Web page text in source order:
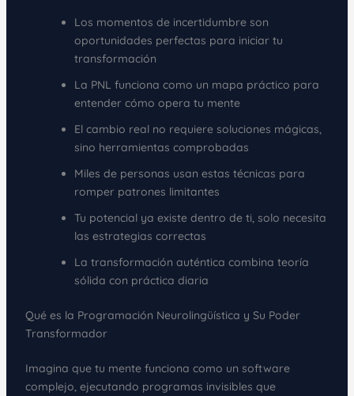
Los momentos de incertidumbre son
oportunidades perfectas para iniciar tu
transformación
La PNL funciona como un mapa práctico para
entender cómo opera tu mente
El cambio real no requiere soluciones mágicas,
sino herramientas comprobadas
Miles de personas usan estas técnicas para
romper patrones limitantes
Tu potencial ya existe dentro de ti, solo necesita
las estrategias correctas
La transformación auténtica combina teoría
sólida con práctica diaria
Qué es la Programación Neurolingüística y Su Poder
Transformador
Imagina que tu mente funciona como un software
complejo, ejecutando programas invisibles que